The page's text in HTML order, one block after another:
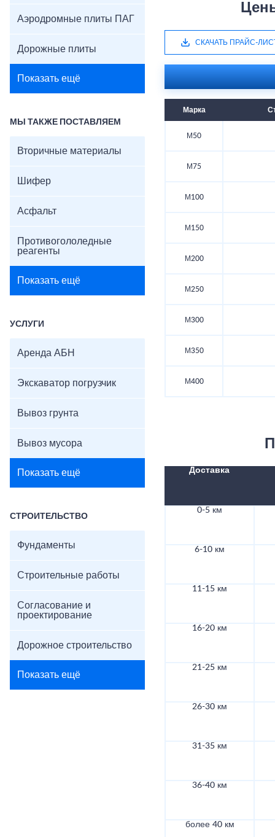
Аэродромные плиты ПАГ
Дорожные плиты
Показать ещё
МЫ ТАКЖЕ ПОСТАВЛЯЕМ
Вторичные материалы
Шифер
Асфальт
Противогололедные
реагенты
Показать ещё
УСЛУГИ
Аренда АБН
Экскаватор погрузчик
Вывоз грунта
Вывоз мусора
Показать ещё
СТРОИТЕЛЬСТВО
Фундаменты
Строительные работы
Согласование и
проектирование
Дорожное строительство
Показать ещё
СКАЧАТЬ ПРАЙС-
Марка
М50
М75
М100
М150
М200
М250
М300
М350
М400
Доставка
0-5 км
6-10 км
11-15 км
16-20 км
21-25 км
26-30 км
31-35 км
36-40 км
более 40 км